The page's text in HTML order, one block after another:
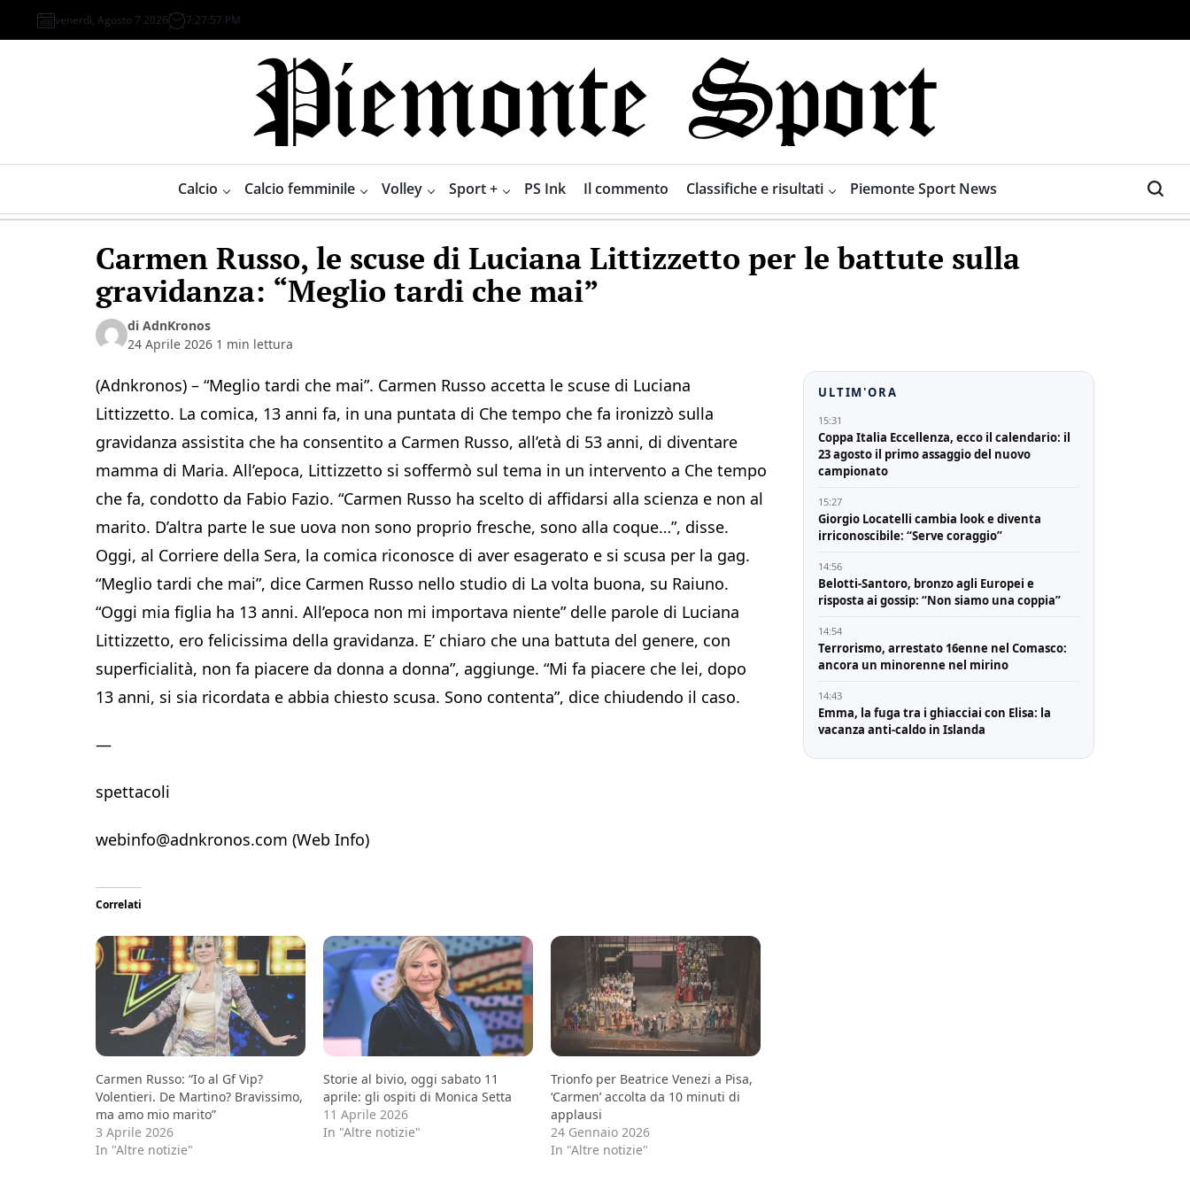
to
venerdì, Agosto 7 2026 7:27:57 PM
Sport
Calcio Calcio femminile Volley Sport + PS Ink Il commento Classifiche e risultati Piemonte Sport News
Carmen Russo, le scuse di Luciana Littizzetto per le battute sulla
gravidanza: “Meglio tardi che mai”
di AdnKronos
24 Aprile 2026 1 min lettura
(Adnkronos) – “Meglio tardi che mai”. Carmen Russo accetta le scuse di Luciana
Littizzetto. La comica, 13 anni fa, in una puntata di Che tempo che fa ironizzò sulla
gravidanza assistita che ha consentito a Carmen Russo, all’età di 53 anni, di diventare
mamma di Maria. All’epoca, Littizzetto si soffermò sul tema in un intervento a Che tempo
che fa, condotto da Fabio Fazio. “Carmen Russo ha scelto di affidarsi alla scienza e non al
marito. D’altra parte le sue uova non sono proprio fresche, sono alla coque…”, disse.
Oggi, al Corriere della Sera, la comica riconosce di aver esagerato e si scusa per la gag.
“Meglio tardi che mai”, dice Carmen Russo nello studio di La volta buona, su Raiuno.
“Oggi mia figlia ha 13 anni. All’epoca non mi importava niente” delle parole di Luciana
Littizzetto, ero felicissima della gravidanza. E’ chiaro che una battuta del genere, con
superficialità, non fa piacere da donna a donna”, aggiunge. “Mi fa piacere che lei, dopo
13 anni, si sia ricordata e abbia chiesto scusa. Sono contenta”, dice chiudendo il caso.
—
spettacoli
webinfo@adnkronos.com (Web Info)
Correlati
Carmen Russo: “Io al Gf Vip?
Volentieri. De Martino? Bravissimo,
ma amo mio marito”
3 Aprile 2026
In "Altre notizie"
Storie al bivio, oggi sabato 11
aprile: gli ospiti di Monica Setta
11 Aprile 2026
In "Altre notizie"
Trionfo per Beatrice Venezi a Pisa,
‘Carmen’ accolta da 10 minuti di
applausi
24 Gennaio 2026
In "Altre notizie"
ULTIM'ORA
15:31
Coppa Italia Eccellenza, ecco il calendario: il
23 agosto il primo assaggio del nuovo
campionato
15:27
Giorgio Locatelli cambia look e diventa
irriconoscibile: “Serve coraggio”
14:56
Belotti-Santoro, bronzo agli Europei e
risposta ai gossip: “Non siamo una coppia”
14:54
Terrorismo, arrestato 16enne nel Comasco:
ancora un minorenne nel mirino
14:43
Emma, la fuga tra i ghiacciai con Elisa: la
vacanza anti-caldo in Islanda